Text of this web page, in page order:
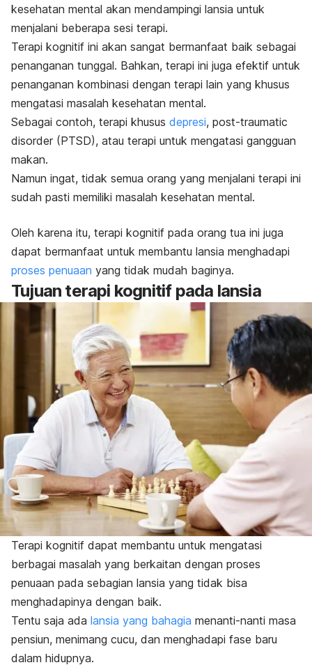
kesehatan mental akan mendampingi lansia untuk
menjalani beberapa sesi terapi.
Terapi kognitif ini akan sangat bermanfaat baik sebagai
penanganan tunggal. Bahkan, terapi ini juga efektif untuk
penanganan kombinasi dengan terapi lain yang khusus
mengatasi masalah kesehatan mental.
Sebagai contoh, terapi khusus depresi, post-traumatic
disorder (PTSD), atau terapi untuk mengatasi gangguan
makan.
Namun ingat, tidak semua orang yang menjalani terapi ini
sudah pasti memiliki masalah kesehatan mental.
Oleh karena itu, terapi kognitif pada orang tua ini juga
dapat bermanfaat untuk membantu lansia menghadapi
proses penuaan yang tidak mudah baginya.
Tujuan terapi kognitif pada lansia
Terapi kognitif dapat membantu untuk mengatasi
berbagai masalah yang berkaitan dengan proses
penuaan pada sebagian lansia yang tidak bisa
menghadapinya dengan baik.
Tentu saja ada lansia yang bahagia menanti-nanti masa
pensiun, menimang cucu, dan menghadapi fase baru
dalam hidupnya.